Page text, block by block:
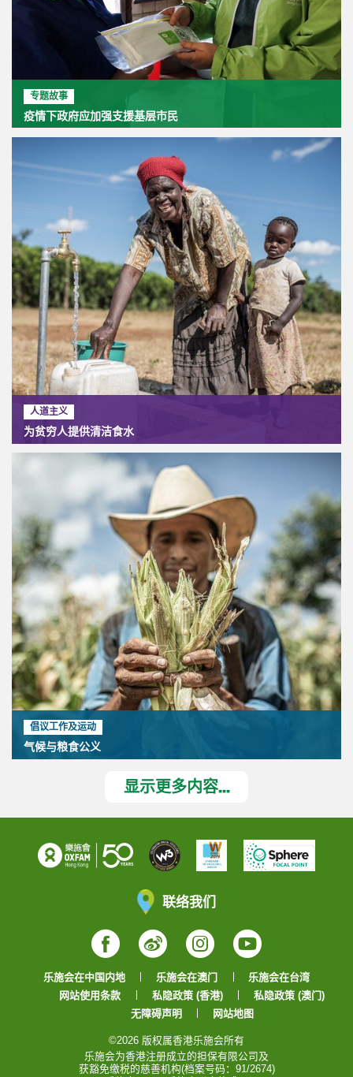
专题故事
疫情下政府应加强支援基层市民
人道主义
为贫穷人提供清洁食水
倡议工作及运动
气候与粮食公义
显示更多内容...
联络我们
Facebook
WeiboInstagram
YouTube
乐施会在中国内地 乐施会在澳门
乐施会在台湾
网站使用条款
私隐政策 (香港)
私隐政策 (澳门)
无障碍声明
网站地图
©2026 版权属香港乐施会所有
乐施会为香港注册成立的担保有限公司及
获豁免缴税的慈善机构(档案号码：91/2674)